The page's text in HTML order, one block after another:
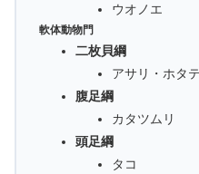
ウオノエ
軟体動物門
二枚貝綱
アサリ・ホタテ
腹足綱
カタツムリ
頭足綱
タコ